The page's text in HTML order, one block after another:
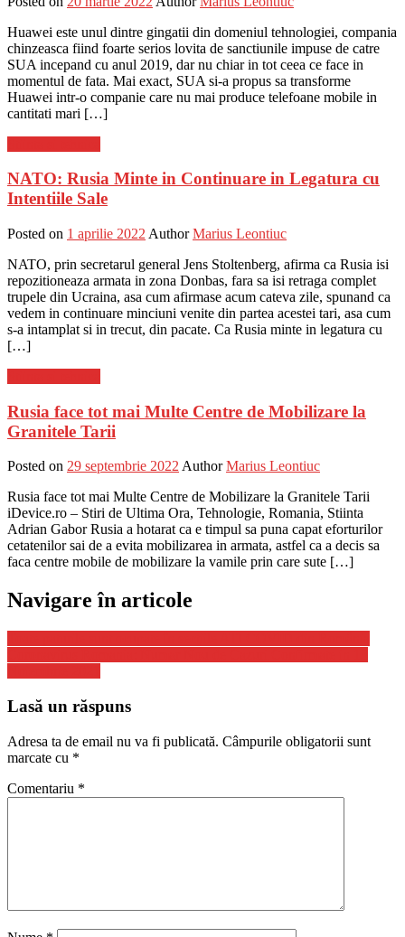
Huawei este unul dintre gingatii din domeniul tehnologiei, compania
chinzeasca fiind foarte serios lovita de sanctiunile impuse de catre
SUA incepand cu anul 2019, dar nu chiar in tot ceea ce face in
momentul de fata. Mai exact, SUA si-a propus sa transforme
Huawei intr-o companie care nu mai produce telefoane mobile in
cantitati mari […]
NATO: Rusia Minte in Continuare in Legatura cu
Intentiile Sale
Posted on 1 aprilie 2022 Author Marius Leontiuc
NATO, prin secretarul general Jens Stoltenberg, afirma ca Rusia isi
repozitioneaza armata in zona Donbas, fara sa isi retraga complet
trupele din Ucraina, asa cum afirmase acum cateva zile, spunand ca
vedem in continuare minciuni venite din partea acestei tari, asa cum
s-a intamplat si in trecut, din pacate. Ca Rusia minte in legatura cu
[…]
Rusia face tot mai Multe Centre de Mobilizare la
Granitele Tarii
Posted on 29 septembrie 2022 Author Marius Leontiuc
Rusia face tot mai Multe Centre de Mobilizare la Granitele Tarii
iDevice.ro – Stiri de Ultima Ora, Tehnologie, Romania, Stiinta
Adrian Gabor Rusia a hotarat ca e timpul sa puna capat eforturilor
cetatenilor sai de a evita mobilizarea in armata, astfel ca a decis sa
faca centre mobile de mobilizare la vamile prin care sute […]
Navigare în articole
Lasă un răspuns
Adresa ta de email nu va fi publicată. Câmpurile obligatorii sunt
marcate cu *
Comentariu *